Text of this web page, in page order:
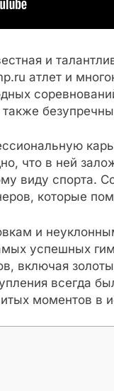
и
атлет и
что в ней
виду спорта.
которые
и
успешных
включая
всегда
моментов в